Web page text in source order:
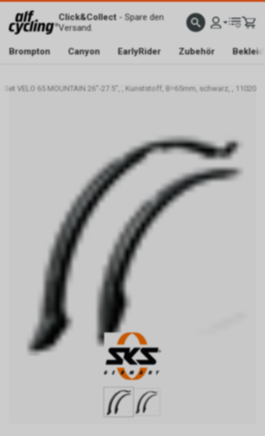
Click&Collect- Spare den
Versand.
Brompton Canyon EarlyRider Zubehör
Set VELO 65 MOUNTAIN 26"-27.5", , Kunststoff, B=65mm, schwarz, , 11020